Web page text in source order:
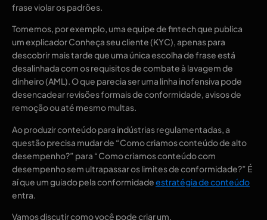
frase violar os padrões.
Tomemos, por exemplo, uma equipe de fintech que publica
um explicador Conheça seu cliente (KYC), apenas para
descobrir mais tarde que uma única escolha de frase está
desalinhada com os requisitos de combate à lavagem de
dinheiro (AML). O que parecia ser uma linha inofensiva pode
desencadear revisões formais de conformidade, avisos de
remoção ou até mesmo multas.
Ao produzir conteúdo para indústrias regulamentadas, a
questão precisa mudar de “Como criamos conteúdo de alto
desempenho?” para “Como criamos conteúdo com
desempenho sem ultrapassar os limites de conformidade?” É
aí que um guiado pela conformidadeestratégia de conteúdo
entra.
Vamos discutir como você pode criar um.